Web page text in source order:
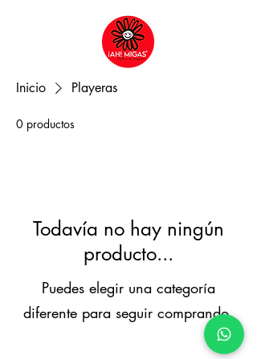
Inicio Playeras
0 productos
Todavía no hay ningún
producto...
Puedes elegir una categoría
diferente para seguir comprando.